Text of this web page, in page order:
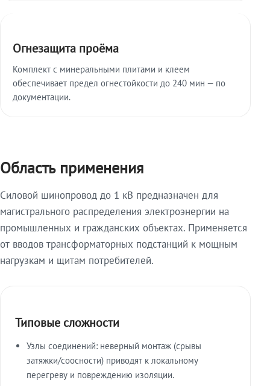
Огнезащита проёма
Комплект с минеральными плитами и клеем
обеспечивает предел огнестойкости до 240 мин — по
документации.
Область применения
Силовой шинопровод до 1 кВ предназначен для
магистрального распределения электроэнергии на
промышленных и гражданских объектах. Применяется
от вводов трансформаторных подстанций к мощным
нагрузкам и щитам потребителей.
Типовые сложности
Узлы соединений: неверный монтаж (срывы
затяжки/соосности) приводят к локальному
перегреву и повреждению изоляции.